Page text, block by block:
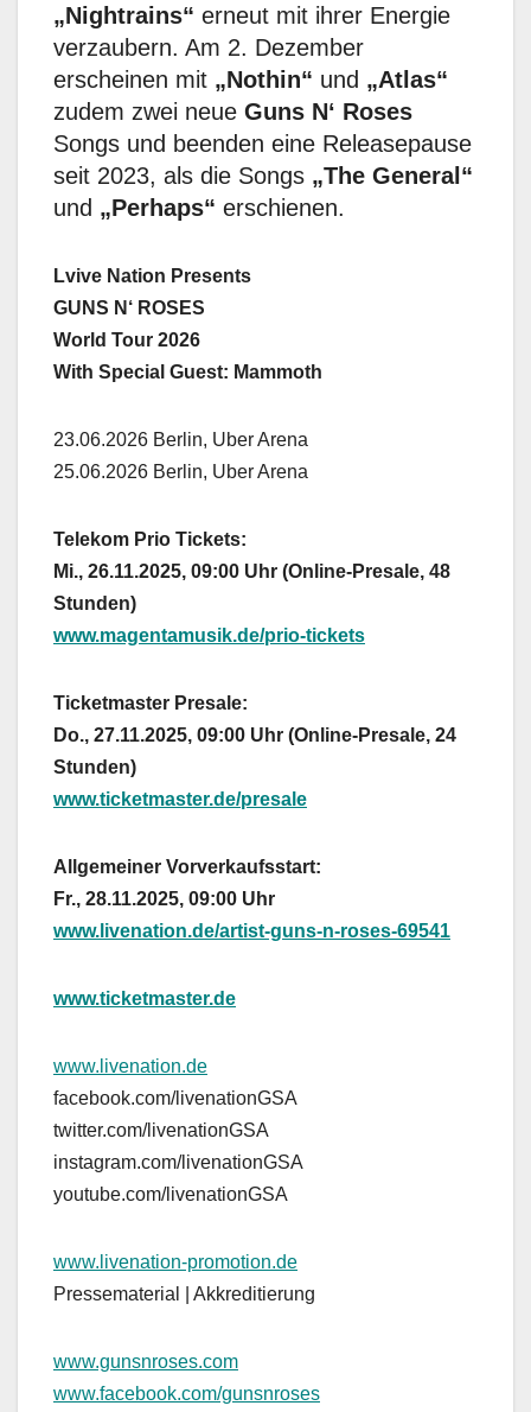
„Nightrains“ erneut mit ihrer Energie
verzaubern. Am 2. Dezember
erscheinen mit „Nothin“ und „Atlas“
zudem zwei neue Guns N‘ Roses
Songs und beenden eine Releasepause
seit 2023, als die Songs „The General“
und „Perhaps“ erschienen.
Lvive Nation Presents
GUNS N‘ ROSES
World Tour 2026
With Special Guest: Mammoth
23.06.2026 Berlin, Uber Arena
25.06.2026 Berlin, Uber Arena
Telekom Prio Tickets:
Mi., 26.11.2025, 09:00 Uhr (Online-Presale, 48
Stunden)
www.magentamusik.de/prio-tickets
Ticketmaster Presale:
Do., 27.11.2025, 09:00 Uhr (Online-Presale, 24
Stunden)
www.ticketmaster.de/presale
Allgemeiner Vorverkaufsstart:
Fr., 28.11.2025, 09:00 Uhr
www.livenation.de/artist-guns-n-roses-69541
www.ticketmaster.de
www.livenation.de
facebook.com/livenationGSA
twitter.com/livenationGSA
instagram.com/livenationGSA
youtube.com/livenationGSA
www.livenation-promotion.de
Pressematerial | Akkreditierung
www.gunsnroses.com
www.facebook.com/gunsnroses